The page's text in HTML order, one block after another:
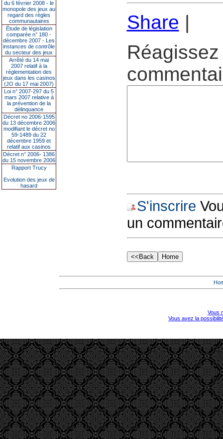
du 6 février 2008 - le
monopole des jeux au
regard des règles
communautaires
Étude de législation
comparée n° 180 -
décembre 2007 - Les
instances de contrôle
du secteur des jeux
Arrêté du 14 mai
2007 relatif à la
réglementation des
jeux dans les casinos
(JO du 17 mai 2007)
Loi n° 2007-297 du 5
mars 2007 relative à
la prévention de la
délinquance
Décret no 2006-1595
du 13 décembre 2006
modifiant le décret no
59-1489 du 22
décembre 1959 et
relatif aux casinos
Décret n° 2006- 1386
du 15 novembre 2006
Rapport Trucy
Evolution des jeux de
hasard
Share |
S'inscrire
un
Vous
Vous avez la